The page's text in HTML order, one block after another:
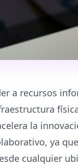
a recursos
la
ya
cualquier